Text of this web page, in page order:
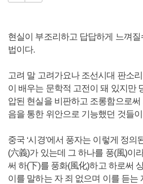
현실이 부조리하고 답답하게 느껴질
법이다.
고려 말 고려가요나 조선시대 판소
이 배우는 문학적 고전이 돼 있지만
압된 현실을 비판하고 조롱함으로
음을 통한 위안으로 기능했던 것들
중국 ‘시경’에서 풍자는 이렇게 정의
(六義)가 있는데 그 하나를 풍(風)이
써 하(下)를 풍화(風化)하고 하로써
이를 말하는 자 죄 없으며 이를 듣는